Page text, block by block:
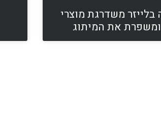
בלייזר משדרגת מוצרי
את המיתוג